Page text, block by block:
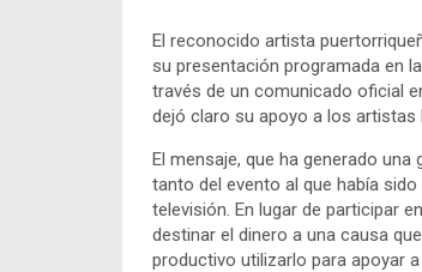
El reconocido artista
su presentación programada en
través de un comunicado oficial
dejó claro su apoyo a los artistas
El mensaje, que ha generado
tanto del evento al que había
televisión. En lugar de participar
destinar el dinero a una causa
productivo utilizarlo para apoyar